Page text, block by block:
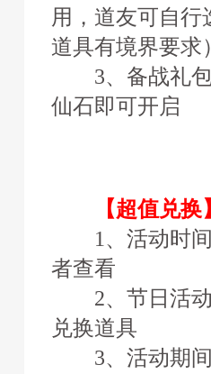
用，道友可自
道具有境界要求
3、备战礼
仙石即可开启
【超值兑换
1、活动时
者查看
2、节日活动
兑换道具
3、活动期间